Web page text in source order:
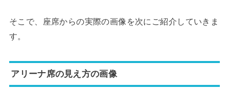
そこで、座席からの実際の画像を次にご紹介していきま
す。
アリーナ席の見え方の画像